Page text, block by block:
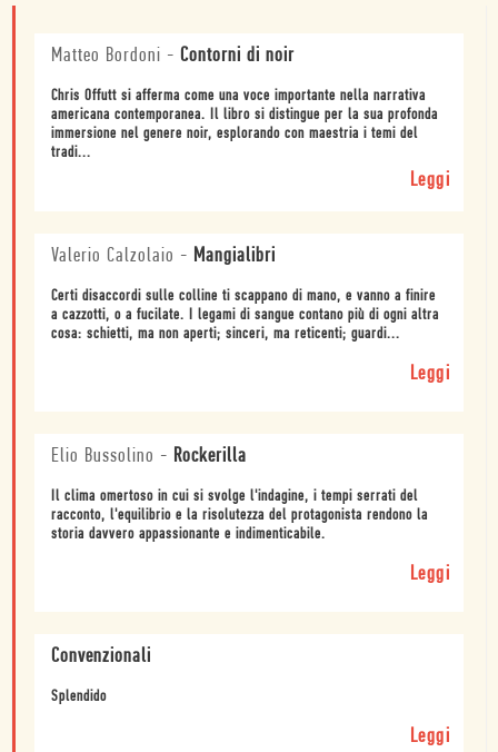
Matteo Bordoni - Contorni di noir
Chris Offutt si afferma come una voce importante nella narrativa
americana contemporanea. Il libro si distingue per la sua profonda
immersione nel genere noir, esplorando con maestria i temi del
tradi...
Leggi
Valerio Calzolaio - Mangialibri
Certi disaccordi sulle colline ti scappano di mano, e vanno a finire
a cazzotti, o a fucilate. I legami di sangue contano più di ogni altra
cosa: schietti, ma non aperti; sinceri, ma reticenti; guardi...
Leggi
Elio Bussolino - Rockerilla
Il clima omertoso in cui si svolge l'indagine, i tempi serrati del
racconto, l'equilibrio e la risolutezza del protagonista rendono la
storia davvero appassionante e indimenticabile.
Leggi
Convenzionali
Splendido
Leggi